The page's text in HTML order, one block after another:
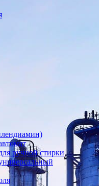
ручной стирки